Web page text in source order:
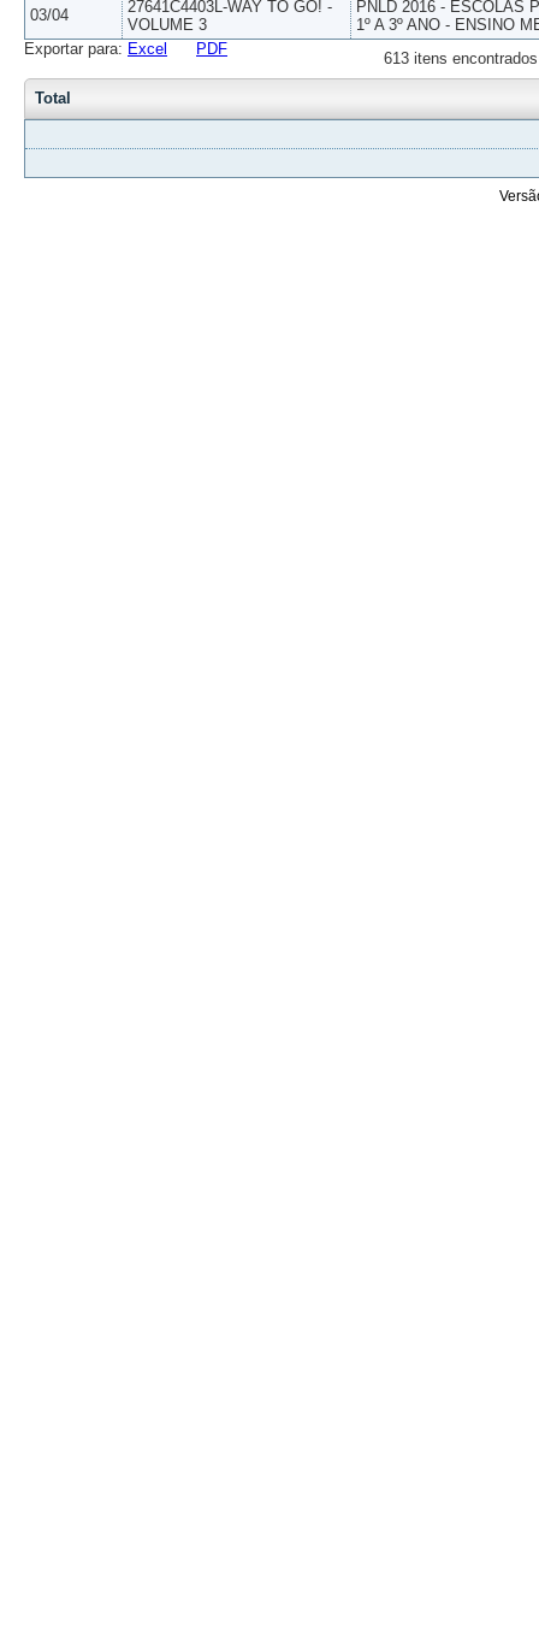
03/04
27641C4403L-WAY TO GO! -
VOLUME 3
PNLD 2016 - ESCOLAS
1º A 3º ANO - ENSINO
613 itens
Exportar para: Excel PDF
Total